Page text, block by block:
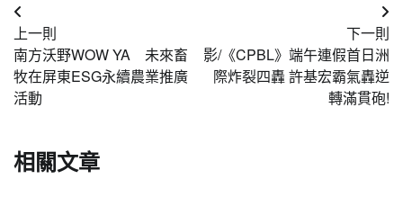
文
章
導
覽
上一則
南方沃野WOW YA 未來畜
牧在屏東ESG永續農業推廣
活動
下一則
影/《CPBL》端午連假首日洲
際炸裂四轟 許基宏霸氣轟逆
轉滿貫砲!
相關文章